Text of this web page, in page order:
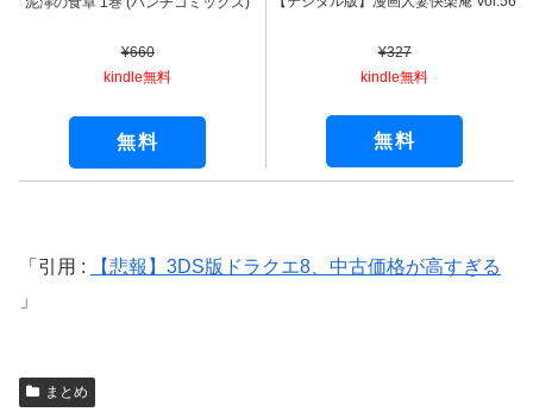
¥660
kindle無料
無料
¥327
kindle無料
無料
引用 : 【悲報】3DS版ドラクエ8、中古価格が高すぎる
まとめ